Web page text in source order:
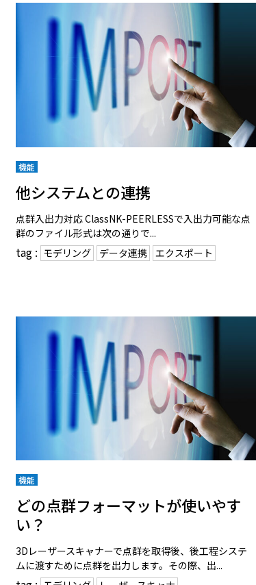
機能
他システムとの連携
点群入出力対応 ClassNK-PEERLESSで入出力可能な点
群のファイル形式は次の通りで...
tag : モデリング データ連携 エクスポート
機能
どの点群フォーマットが使いやす
い？
3Dレーザースキャナーで点群を取得後、後工程システ
ムに渡すために点群を出力します。その際、出...